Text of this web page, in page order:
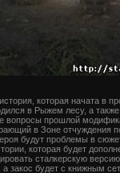
которая начата в
в Рыжем лесу, а
вопросы прошлой
в Зоне отчуждения
будут проблемы в
которая будет
сталкерскую
закос будет с книжным